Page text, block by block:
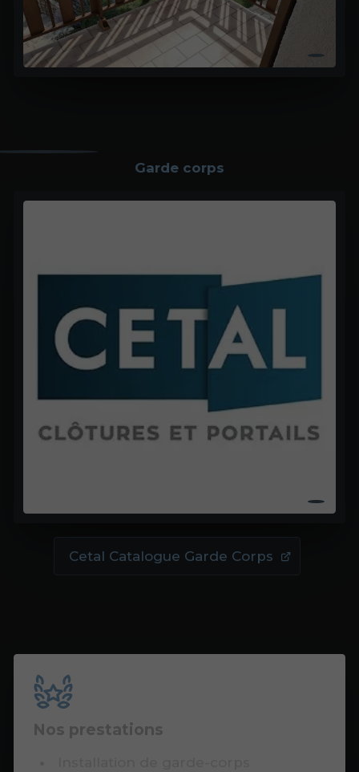
Garde corps
Cetal Catalogue Garde Corps
Nos prestations